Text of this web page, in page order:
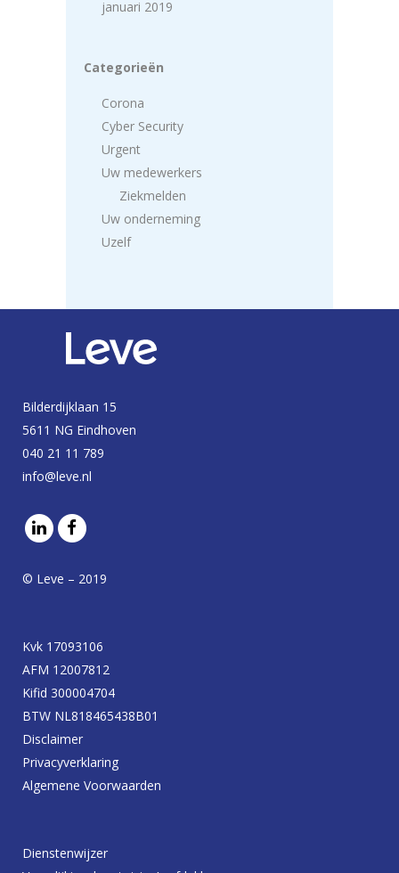
januari 2019
Categorieën
Corona
Cyber Security
Urgent
Uw medewerkers
Ziekmelden
Uw onderneming
Uzelf
Bilderdijklaan 15
5611 NG Eindhoven
040 21 11 789
info@leve.nl
© Leve – 2019
Kvk 17093106
AFM 12007812
Kifid 300004704
BTW NL818465438B01
Disclaimer
Privacyverklaring
Algemene Voorwaarden
Dienstenwijzer